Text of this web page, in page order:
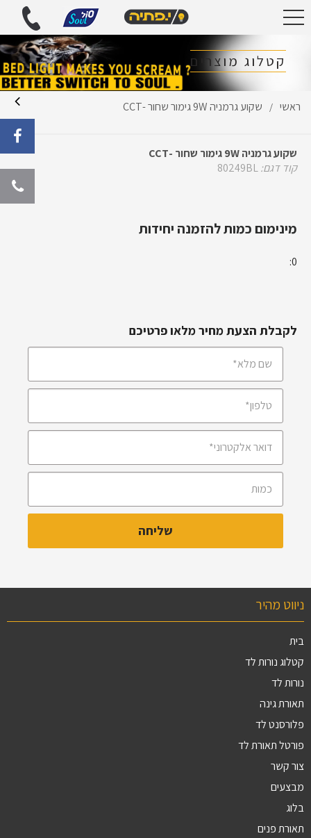
קטלוג מוצרים
ראשי / שקוע גרמניה 9W גימור שחור -CCT
שקוע גרמניה 9W גימור שחור -CCT
קוד דגם:80249BL
מינימום כמות להזמנה יחידות
0:
לקבלת הצעת מחיר מלאו פרטיכם
ניווט מהיר
בית
קטלוג נורות לד
נורות לד
תאורת גינה
פלורסנט לד
פורטל תאורת לד
צור קשר
מבצעים
בלוג
תאורת פנים